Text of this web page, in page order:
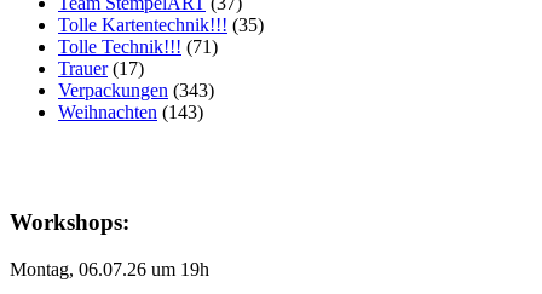
Tolle Kartentechnik!!! (35)
Tolle Technik!!! (71)
Trauer(17)
Verpackungen (343)
Weihnachten (143)
Workshops:
Montag, 06.07.26 um 19h